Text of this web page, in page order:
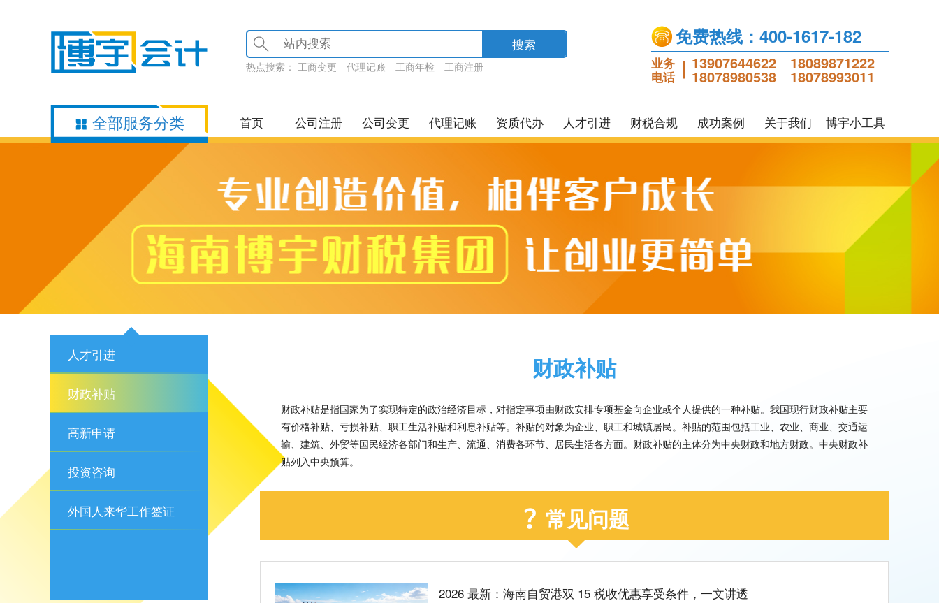
搜索
热点搜索： 工商变更 代理记账 工商年检 工商注册
免费热线：400-1617-182
业务
电话
13907644622 18089871222
18078980538 18078993011
全部服务分类 首页 公司注册 公司变更 代理记账 资质代办 人才引进 财税合规 成功案例 关于我们 博宇小工具
人才引进
财政补贴
高新申请
投资咨询
外国人来华工作签证
财政补贴
财政补贴是指国家为了实现特定的政治经济目标，对指定事项由财政安排专项基金向企业或个人提供的一种补贴。我国现行财政补贴主要
有价格补贴、亏损补贴、职工生活补贴和利息补贴等。补贴的对象为企业、职工和城镇居民。补贴的范围包括工业、农业、商业、交通运
输、建筑、外贸等国民经济各部门和生产、流通、消费各环节、居民生活各方面。财政补贴的主体分为中央财政和地方财政。中央财政补
贴列入中央预算。
常见问题
2026 最新：海南自贸港双 15 税收优惠享受条件，一文讲透